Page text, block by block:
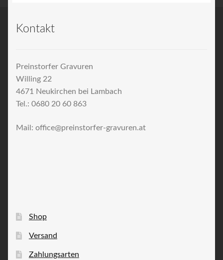
Kontakt
Preinstorfer Gravuren
Willing 22
4671 Neukirchen bei Lambach
Tel.: 0680 20 60 863
Mail: office@preinstorfer-gravuren.at
Shop
Versand
Zahlungsarten